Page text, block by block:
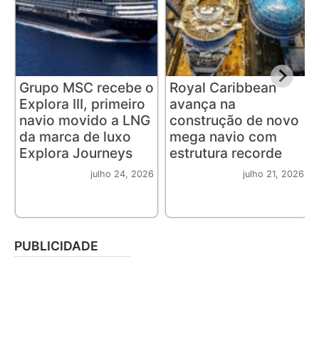
Grupo MSC recebe o
Explora III, primeiro
navio movido a LNG
da marca de luxo
Explora Journeys
julho 24, 2026
Royal Caribbean
avança na
construção de novo
mega navio com
estrutura recorde
julho 21, 2026
PUBLICIDADE